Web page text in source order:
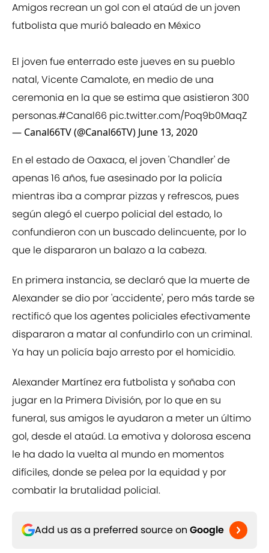
Amigos recrean un gol con el ataúd de un joven
futbolista que murió baleado en México
El joven fue enterrado este jueves en su pueblo
natal, Vicente Camalote, en medio de una
ceremonia en la que se estima que asistieron 300
personas.#Canal66 pic.twitter.com/Poq9b0MaqZ
— Canal66TV (@Canal66TV) June 13, 2020
En el estado de Oaxaca, el joven 'Chandler' de
apenas 16 años, fue asesinado por la policía
mientras iba a comprar pizzas y refrescos, pues
según alegó el cuerpo policial del estado, lo
confundieron con un buscado delincuente, por lo
que le dispararon un balazo a la cabeza.
En primera instancia, se declaró que la muerte de
Alexander se dio por 'accidente', pero más tarde se
rectificó que los agentes policiales efectivamente
dispararon a matar al confundirlo con un criminal.
Ya hay un policía bajo arresto por el homicidio.
Alexander Martínez era futbolista y soñaba con
jugar en la Primera División, por lo que en su
funeral, sus amigos le ayudaron a meter un último
gol, desde el ataúd. La emotiva y dolorosa escena
le ha dado la vuelta al mundo en momentos
difíciles, donde se pelea por la equidad y por
combatir la brutalidad policial.
Add us as a preferred source on Google